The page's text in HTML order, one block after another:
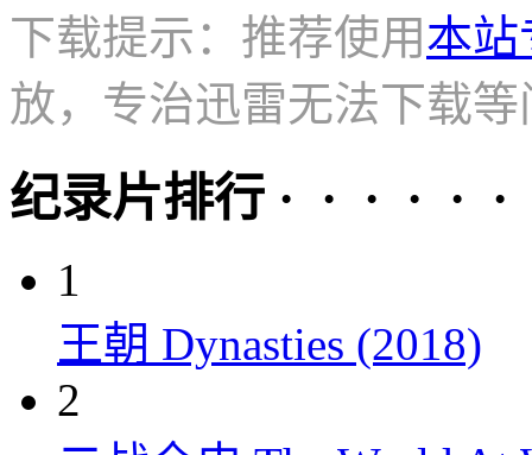
下载提示：推荐使用本站
放，专治迅雷无法下载等
纪录片排行 · · · · · ·
1
王朝 Dynasties (2018)
2